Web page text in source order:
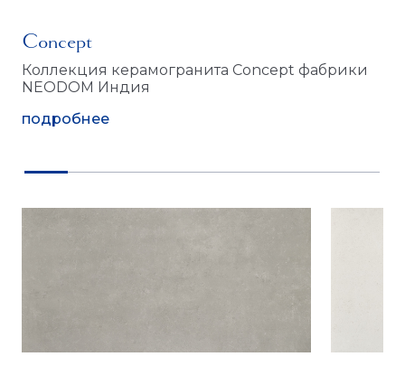
Concept
Коллекция керамогранита Concept фабрики
NEODOM Индия
подробнее